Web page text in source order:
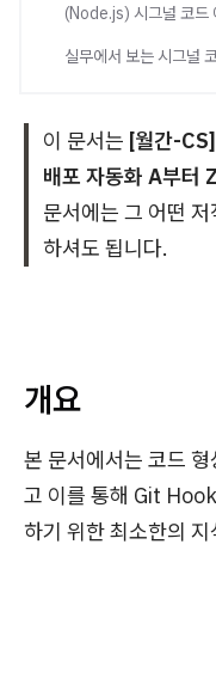
(Node.js) 시그널 코드
실무에서 보는 시그널
이 문서는 [월간-
배포 자동화 A부터 Z
문서에는 그 어떤
하셔도 됩니다.
개요
본 문서에서는 코드 형
고 이를 통해 Git
하기 위한 최소한의